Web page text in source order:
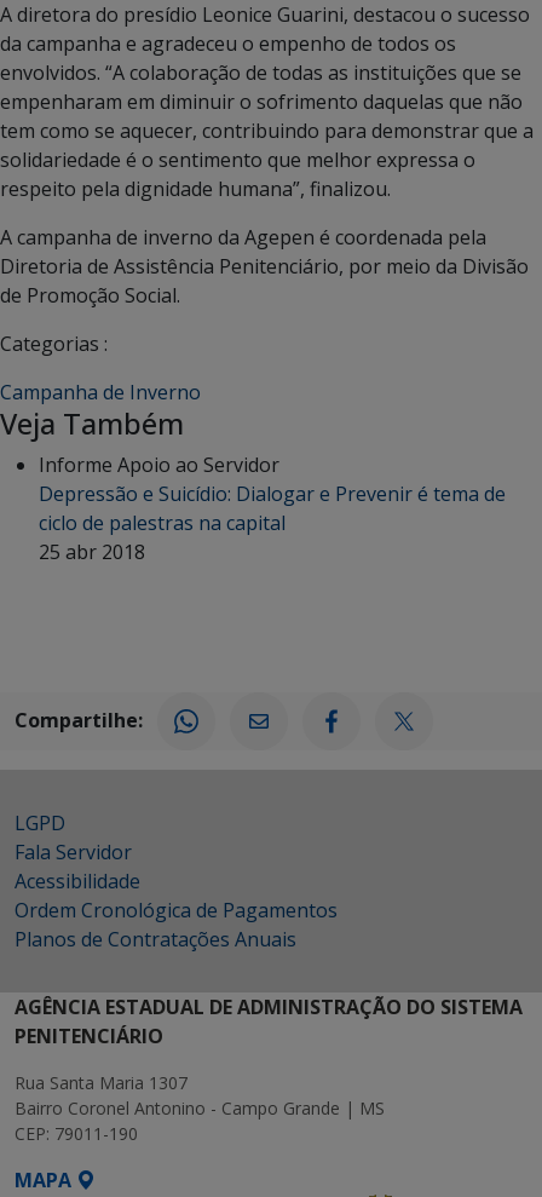
A diretora do presídio Leonice Guarini, destacou o sucesso
da campanha e agradeceu o empenho de todos os
envolvidos. “A colaboração de todas as instituições que se
empenharam em diminuir o sofrimento daquelas que não
tem como se aquecer, contribuindo para demonstrar que a
solidariedade é o sentimento que melhor expressa o
respeito pela dignidade humana”, finalizou.
A campanha de inverno da Agepen é coordenada pela
Diretoria de Assistência Penitenciário, por meio da Divisão
de Promoção Social.
Categorias :
Campanha de Inverno
Veja Também
Informe Apoio ao Servidor
Depressão e Suicídio: Dialogar e Prevenir é tema de
ciclo de palestras na capital
25 abr 2018
Compartilhe:
LGPD
Fala Servidor
Acessibilidade
Ordem Cronológica de Pagamentos
Planos de Contratações Anuais
AGÊNCIA ESTADUAL DE ADMINISTRAÇÃO DO SISTEMA
PENITENCIÁRIO
Rua Santa Maria 1307
Bairro Coronel Antonino - Campo Grande | MS
CEP: 79011-190
MAPA